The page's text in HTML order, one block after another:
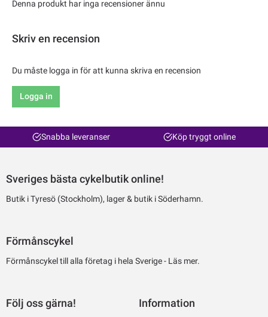
Denna produkt har inga recensioner ännu
Skriv en recension
Du måste logga in för att kunna skriva en recension
Logga in
Snabba leveranser Köp tryggt online
Sveriges bästa cykelbutik online!
Butik i Tyresö (Stockholm), lager & butik i Söderhamn.
Förmånscykel
Förmånscykel till alla företag i hela Sverige - Läs mer.
Följ oss gärna! Information